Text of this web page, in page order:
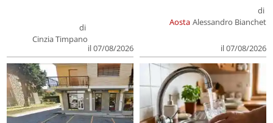
di
Cinzia Timpano
il 07/08/2026
Aosta
di
Alessandro Bianchet
il 07/08/2026